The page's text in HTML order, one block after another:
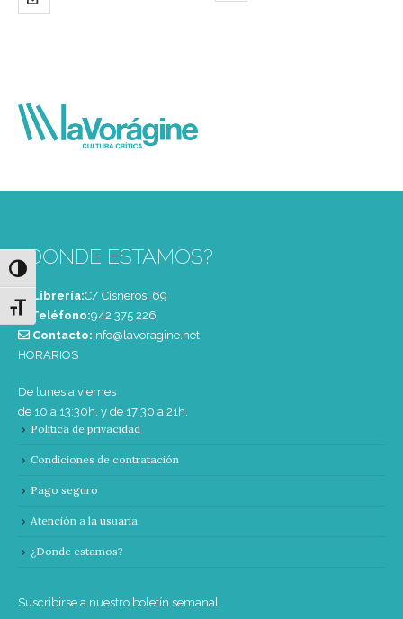
Alternar alto contraste
Alternar tamaño de letra
¿DONDE ESTAMOS?
Librería:C/ Cisneros, 69
Teléfono:‭942 375 226‬
Contacto:info@lavoragine.net
HORARIOS
De lunes a viernes
de 10 a 13:30h. y de 17:30 a 21h.
Política de privacidad
Condiciones de contratación
Pago seguro
Atención a la usuaria
¿Donde estamos?
Suscribirse a nuestro boletín semanal